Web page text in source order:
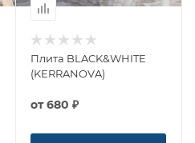
Плита BLACK&WHITE
(KERRANOVA)
от680 ₽